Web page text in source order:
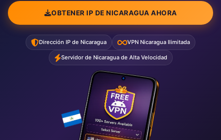
OBTENER IP DE NICARAGUA AHORA
Dirección IP de Nicaragua VPN Nicaragua Ilimitada
Servidor de Nicaragua de Alta Velocidad